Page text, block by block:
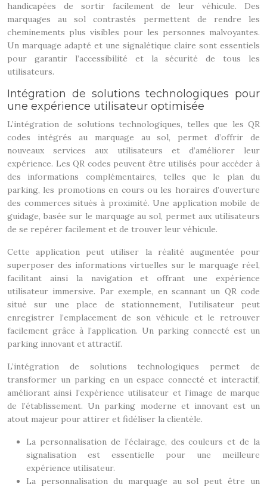
handicapées de sortir facilement de leur véhicule. Des
marquages au sol contrastés permettent de rendre les
cheminements plus visibles pour les personnes malvoyantes.
Un marquage adapté et une signalétique claire sont essentiels
pour garantir l’accessibilité et la sécurité de tous les
utilisateurs.
Intégration de solutions technologiques pour
une expérience utilisateur optimisée
L’intégration de solutions technologiques, telles que les QR
codes intégrés au marquage au sol, permet d’offrir de
nouveaux services aux utilisateurs et d’améliorer leur
expérience. Les QR codes peuvent être utilisés pour accéder à
des informations complémentaires, telles que le plan du
parking, les promotions en cours ou les horaires d’ouverture
des commerces situés à proximité. Une application mobile de
guidage, basée sur le marquage au sol, permet aux utilisateurs
de se repérer facilement et de trouver leur véhicule.
Cette application peut utiliser la réalité augmentée pour
superposer des informations virtuelles sur le marquage réel,
facilitant ainsi la navigation et offrant une expérience
utilisateur immersive. Par exemple, en scannant un QR code
situé sur une place de stationnement, l’utilisateur peut
enregistrer l’emplacement de son véhicule et le retrouver
facilement grâce à l’application. Un parking connecté est un
parking innovant et attractif.
L’intégration de solutions technologiques permet de
transformer un parking en un espace connecté et interactif,
améliorant ainsi l’expérience utilisateur et l’image de marque
de l’établissement. Un parking moderne et innovant est un
atout majeur pour attirer et fidéliser la clientèle.
La personnalisation de l’éclairage, des couleurs et de la
signalisation est essentielle pour une meilleure
expérience utilisateur.
La personnalisation du marquage au sol peut être un